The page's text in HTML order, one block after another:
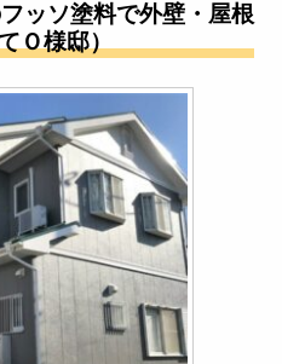
ッソ塗料で外壁・屋根
Ｏ様邸）